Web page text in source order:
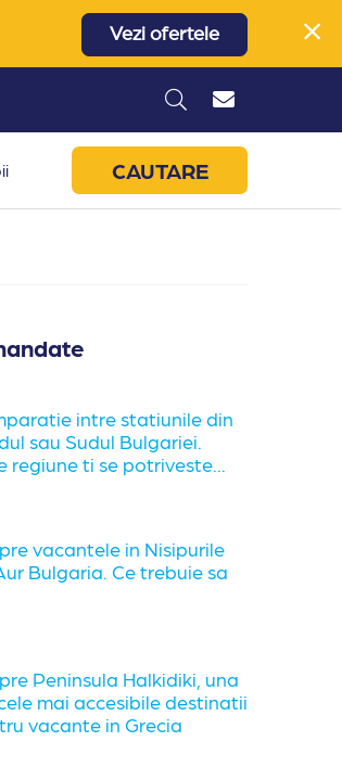
Vezi ofertele
CAUTARE
intre statiunile din
sau Sudul Bulgariei.
regiune ti se potriveste...
vacantele in Nisipurile
Bulgaria. Ce trebuie sa
Peninsula Halkidiki, una
mai accesibile destinatii
vacante in Grecia